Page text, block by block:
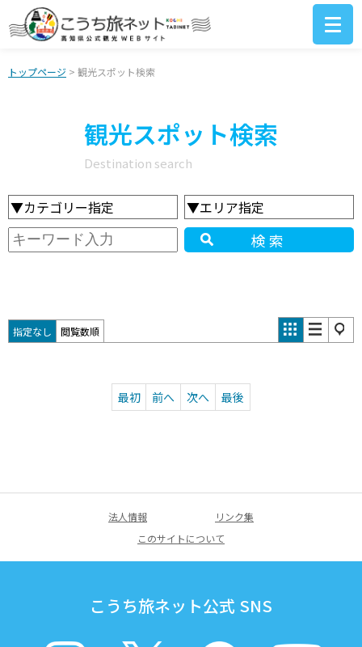
トップページ > 観光スポット検索
観光スポット検索
Destination search
▼カテゴリー指定 ▼エリア指定
検索
指定なし 閲覧数順
最初 前へ 次へ 最後
法人情報
リンク集
このサイトについて
こうち旅ネット公式 SNS